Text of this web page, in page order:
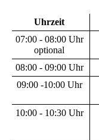
Uhrzeit
07:00 - 08:00 Uhr
optional
08:00 - 09:00 Uhr
09:00 -10:00 Uhr
10:00 - 10:30 Uhr